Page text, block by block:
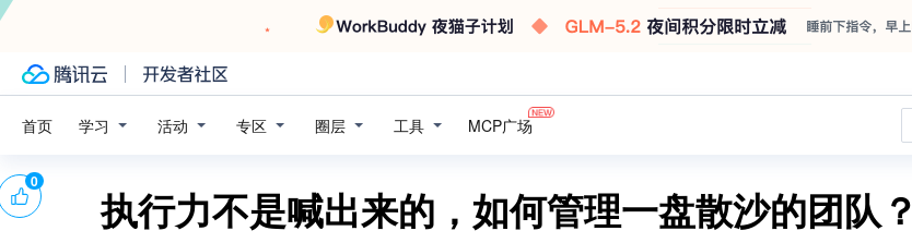
首页 学习 活动 专区 圈层 工具 MCP广场
执行力不是喊出来的，如何管理一盘散沙的团队？
0